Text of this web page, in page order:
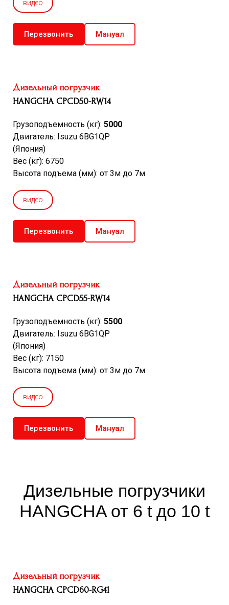
видео
Перезвонить Мануал
Дизельный погрузчик
HANGCHA CPCD50-RW14
Грузоподъемность (кг): 5000
Двигатель: Isuzu 6BG1QP
(Япония)
Вес (кг): 6750
Высота подъема (мм): от 3м до 7м
видео
Перезвонить Мануал
Дизельный погрузчик
HANGCHA CPCD55-RW14
Грузоподъемность (кг): 5500
Двигатель: Isuzu 6BG1QP
(Япония)
Вес (кг): 7150
Высота подъема (мм): от 3м до 7м
видео
Перезвонить Мануал
Дизельные погрузчики
HANGCHA от 6 t до 10 t
Дизельный погрузчик
HANGCHA CPCD60-RG41